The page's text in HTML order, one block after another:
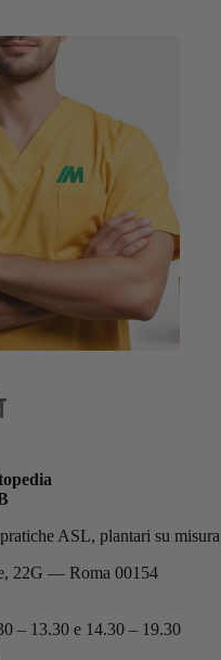
ASL, plantari su misura
22G — Roma 00154
– 13.30 e 14.30 – 19.30